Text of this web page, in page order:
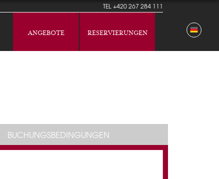
TEL+420 267 284 111
ANGEBOTE RESERVIERUNGEN
BUCHUNGSBEDINGUNGEN